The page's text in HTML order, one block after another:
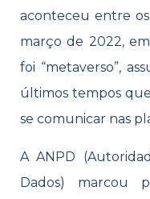
aconteceu entre
março de 2022,
foi “metaverso”,
últimos tempos
se comunicar nas
A ANPD
Dados) marcou